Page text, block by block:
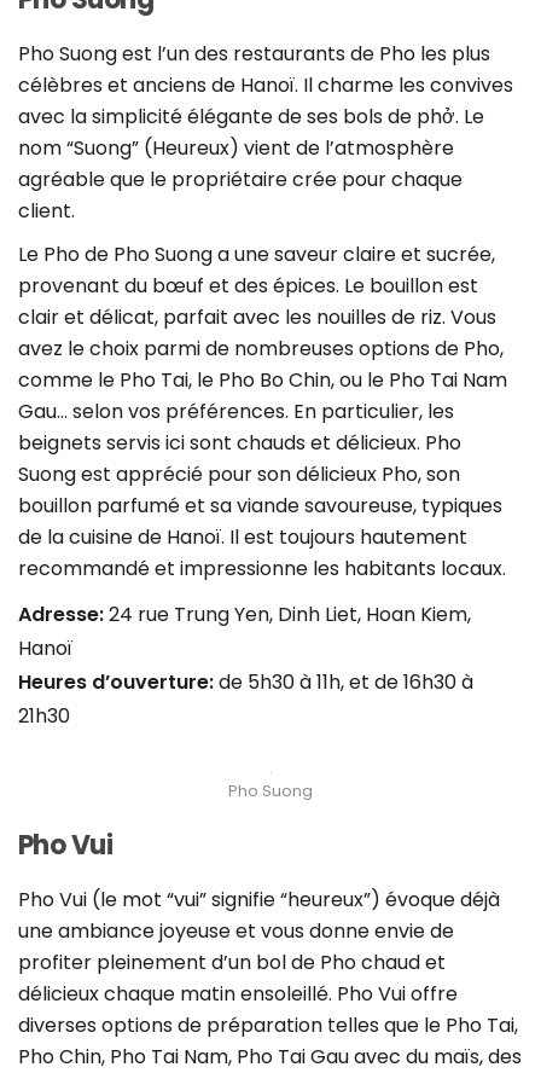
Pho Suong est l’un des restaurants de Pho les plus
célèbres et anciens de Hanoï. Il charme les convives
avec la simplicité élégante de ses bols de phở. Le
nom “Suong” (Heureux) vient de l’atmosphère
agréable que le propriétaire crée pour chaque
client.
Le Pho de Pho Suong a une saveur claire et sucrée,
provenant du bœuf et des épices. Le bouillon est
clair et délicat, parfait avec les nouilles de riz. Vous
avez le choix parmi de nombreuses options de Pho,
comme le Pho Tai, le Pho Bo Chin, ou le Pho Tai Nam
Gau… selon vos préférences. En particulier, les
beignets servis ici sont chauds et délicieux. Pho
Suong est apprécié pour son délicieux Pho, son
bouillon parfumé et sa viande savoureuse, typiques
de la cuisine de Hanoï. Il est toujours hautement
recommandé et impressionne les habitants locaux.
Adresse:24 rue Trung Yen, Dinh Liet, Hoan Kiem,
Hanoï
Heures d’ouverture:de 5h30 à 11h, et de 16h30 à
21h30
Pho Suong
Pho Vui
Pho Vui (le mot “vui” signifie “heureux”) évoque déjà
une ambiance joyeuse et vous donne envie de
profiter pleinement d’un bol de Pho chaud et
délicieux chaque matin ensoleillé. Pho Vui offre
diverses options de préparation telles que le Pho Tai,
Pho Chin, Pho Tai Nam, Pho Tai Gau avec du maïs, des